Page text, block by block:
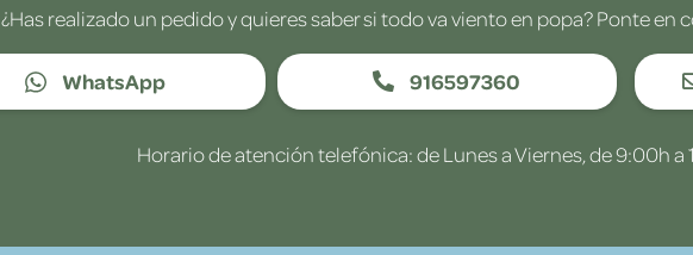
¿Has realizado un pedido y quieres saber si todo va viento en popa? Ponte en
WhatsApp 916597360
Horario de atención telefónica: de Lunes a Viernes, de 9:00h a